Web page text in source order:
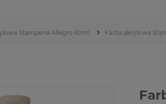
Stamperia Allegro 60ml Farba akrylowa